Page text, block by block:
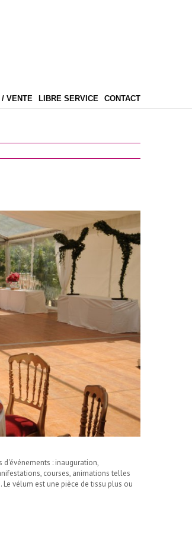
/ VENTE LIBRE SERVICE CONTACT
: inauguration,
courses, animations telles
vélum est une pièce de tissu plus ou